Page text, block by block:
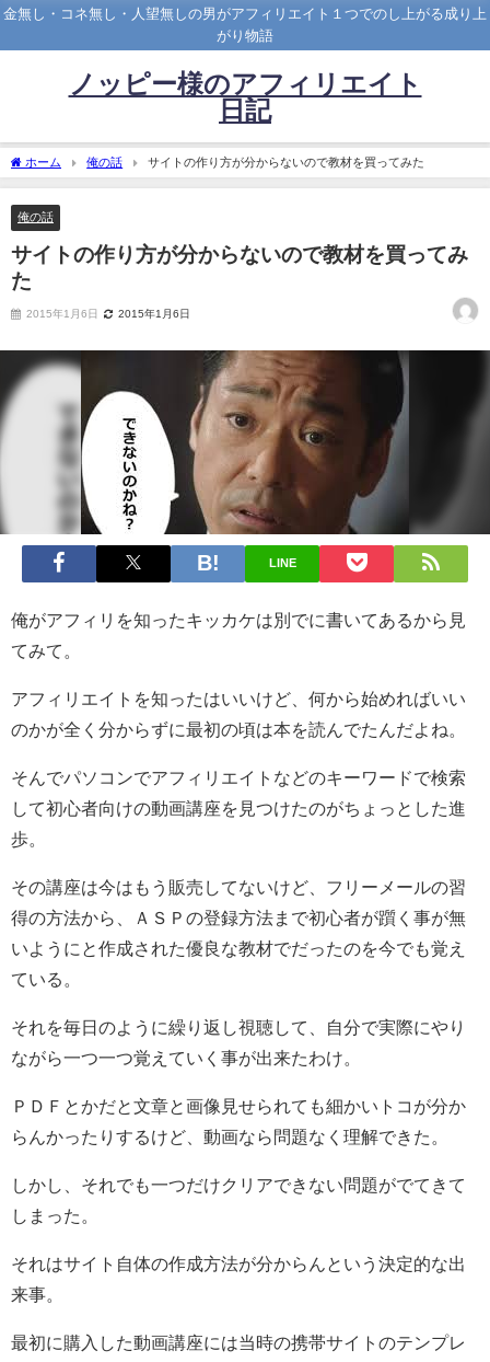
金無し・コネ無し・人望無しの男がアフィリエイト１つでのし上がる成り上
がり物語
ノッピー様のアフィリエイト
日記
ホーム 俺の話 サイトの作り方が分からないので教材を買ってみた
俺の話
サイトの作り方が分からないので教材を買ってみ
た
2015年1月6日 2015年1月6日
LINE
俺がアフィリを知ったキッカケは別でに書いてあるから見
てみて。
アフィリエイトを知ったはいいけど、何から始めればいい
のかが全く分からずに最初の頃は本を読んでたんだよね。
そんでパソコンでアフィリエイトなどのキーワードで検索
して初心者向けの動画講座を見つけたのがちょっとした進
歩。
その講座は今はもう販売してないけど、フリーメールの習
得の方法から、ＡＳＰの登録方法まで初心者が躓く事が無
いようにと作成された優良な教材でだったのを今でも覚え
ている。
それを毎日のように繰り返し視聴して、自分で実際にやり
ながら一つ一つ覚えていく事が出来たわけ。
ＰＤＦとかだと文章と画像見せられても細かいトコが分か
らんかったりするけど、動画なら問題なく理解できた。
しかし、それでも一つだけクリアできない問題がでてきて
しまった。
それはサイト自体の作成方法が分からんという決定的な出
来事。
最初に購入した動画講座には当時の携帯サイトのテンプレ